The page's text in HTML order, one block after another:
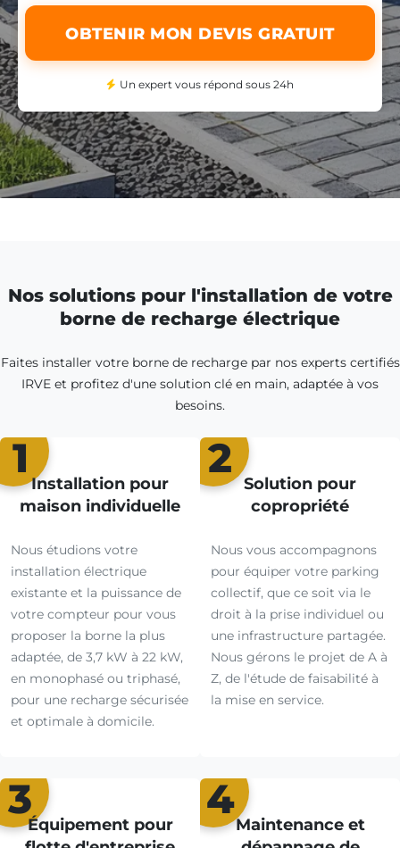
OBTENIR MON DEVIS GRATUIT
Un expert vous répond sous 24h
Nos solutions pour l'installation de votre
borne de recharge électrique
Faites installer votre borne de recharge par nos experts certifiés
IRVE et profitez d'une solution clé en main, adaptée à vos
besoins.
1
Installation pour
maison individuelle
Nous étudions votre
installation électrique
existante et la puissance de
votre compteur pour vous
proposer la borne la plus
adaptée, de 3,7 kW à 22 kW,
en monophasé ou triphasé,
pour une recharge sécurisée
et optimale à domicile.
2
Solution pour
copropriété
Nous vous accompagnons
pour équiper votre parking
collectif, que ce soit via le
droit à la prise individuel ou
une infrastructure partagée.
Nous gérons le projet de A à
Z, de l'étude de faisabilité à
la mise en service.
3
Équipement pour
4
Maintenance et